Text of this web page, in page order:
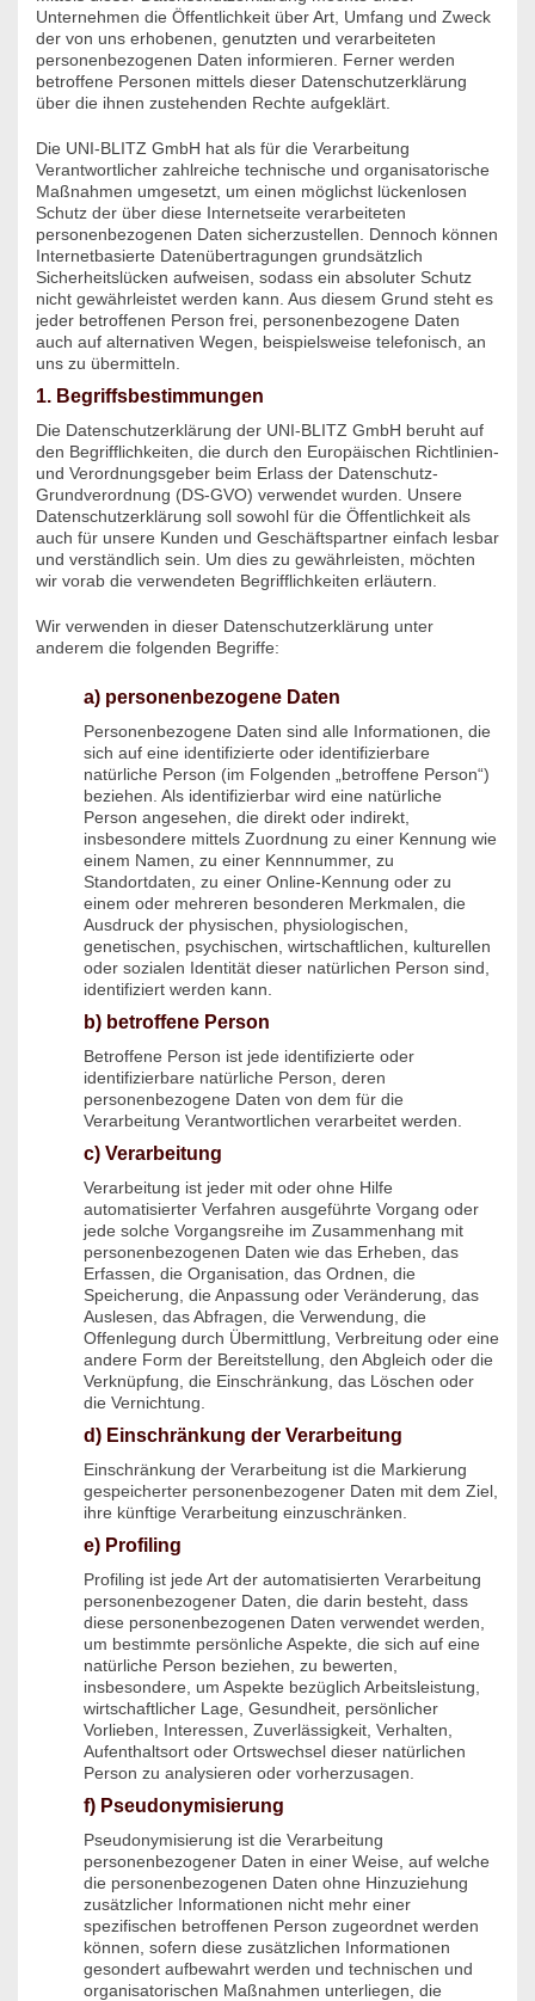
Unternehmen die Öffentlichkeit über Art, Umfang und Zweck
der von uns erhobenen, genutzten und verarbeiteten
personenbezogenen Daten informieren. Ferner werden
betroffene Personen mittels dieser Datenschutzerklärung
über die ihnen zustehenden Rechte aufgeklärt.
Die UNI-BLITZ GmbH hat als für die Verarbeitung
Verantwortlicher zahlreiche technische und organisatorische
Maßnahmen umgesetzt, um einen möglichst lückenlosen
Schutz der über diese Internetseite verarbeiteten
personenbezogenen Daten sicherzustellen. Dennoch können
Internetbasierte Datenübertragungen grundsätzlich
Sicherheitslücken aufweisen, sodass ein absoluter Schutz
nicht gewährleistet werden kann. Aus diesem Grund steht es
jeder betroffenen Person frei, personenbezogene Daten
auch auf alternativen Wegen, beispielsweise telefonisch, an
uns zu übermitteln.
1. Begriffsbestimmungen
Die Datenschutzerklärung der UNI-BLITZ GmbH beruht auf
den Begrifflichkeiten, die durch den Europäischen Richtlinien-
und Verordnungsgeber beim Erlass der Datenschutz-
Grundverordnung (DS-GVO) verwendet wurden. Unsere
Datenschutzerklärung soll sowohl für die Öffentlichkeit als
auch für unsere Kunden und Geschäftspartner einfach lesbar
und verständlich sein. Um dies zu gewährleisten, möchten
wir vorab die verwendeten Begrifflichkeiten erläutern.
Wir verwenden in dieser Datenschutzerklärung unter
anderem die folgenden Begriffe:
a) personenbezogene Daten
Personenbezogene Daten sind alle Informationen, die
sich auf eine identifizierte oder identifizierbare
natürliche Person (im Folgenden „betroffene Person“)
beziehen. Als identifizierbar wird eine natürliche
Person angesehen, die direkt oder indirekt,
insbesondere mittels Zuordnung zu einer Kennung wie
einem Namen, zu einer Kennnummer, zu
Standortdaten, zu einer Online-Kennung oder zu
einem oder mehreren besonderen Merkmalen, die
Ausdruck der physischen, physiologischen,
genetischen, psychischen, wirtschaftlichen, kulturellen
oder sozialen Identität dieser natürlichen Person sind,
identifiziert werden kann.
b) betroffene Person
Betroffene Person ist jede identifizierte oder
identifizierbare natürliche Person, deren
personenbezogene Daten von dem für die
Verarbeitung Verantwortlichen verarbeitet werden.
c) Verarbeitung
Verarbeitung ist jeder mit oder ohne Hilfe
automatisierter Verfahren ausgeführte Vorgang oder
jede solche Vorgangsreihe im Zusammenhang mit
personenbezogenen Daten wie das Erheben, das
Erfassen, die Organisation, das Ordnen, die
Speicherung, die Anpassung oder Veränderung, das
Auslesen, das Abfragen, die Verwendung, die
Offenlegung durch Übermittlung, Verbreitung oder eine
andere Form der Bereitstellung, den Abgleich oder die
Verknüpfung, die Einschränkung, das Löschen oder
die Vernichtung.
d) Einschränkung der Verarbeitung
Einschränkung der Verarbeitung ist die Markierung
gespeicherter personenbezogener Daten mit dem Ziel,
ihre künftige Verarbeitung einzuschränken.
e) Profiling
Profiling ist jede Art der automatisierten Verarbeitung
personenbezogener Daten, die darin besteht, dass
diese personenbezogenen Daten verwendet werden,
um bestimmte persönliche Aspekte, die sich auf eine
natürliche Person beziehen, zu bewerten,
insbesondere, um Aspekte bezüglich Arbeitsleistung,
wirtschaftlicher Lage, Gesundheit, persönlicher
Vorlieben, Interessen, Zuverlässigkeit, Verhalten,
Aufenthaltsort oder Ortswechsel dieser natürlichen
Person zu analysieren oder vorherzusagen.
f) Pseudonymisierung
Pseudonymisierung ist die Verarbeitung
personenbezogener Daten in einer Weise, auf welche
die personenbezogenen Daten ohne Hinzuziehung
zusätzlicher Informationen nicht mehr einer
spezifischen betroffenen Person zugeordnet werden
können, sofern diese zusätzlichen Informationen
gesondert aufbewahrt werden und technischen und
organisatorischen Maßnahmen unterliegen, die